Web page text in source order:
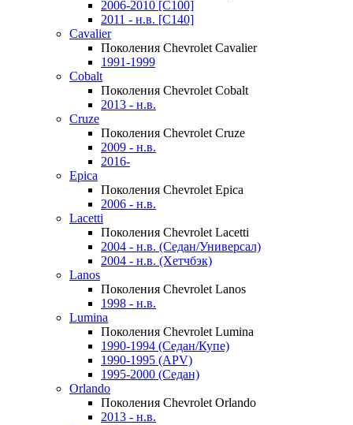
2006-2010 [C100]
2011 - н.в. [C140]
Cavalier
Поколения Chevrolet Cavalier
1991-1999
Cobalt
Поколения Chevrolet Cobalt
2013 - н.в.
Cruze
Поколения Chevrolet Cruze
2009 - н.в.
2016-
Epica
Поколения Chevrolet Epica
2006 - н.в.
Lacetti
Поколения Chevrolet Lacetti
2004 - н.в. (Седан/Универсал)
2004 - н.в. (Хетчбэк)
Lanos
Поколения Chevrolet Lanos
1998 - н.в.
Lumina
Поколения Chevrolet Lumina
1990-1994 (Седан/Купе)
1990-1995 (APV)
1995-2000 (Седан)
Orlando
Поколения Chevrolet Orlando
2013 - н.в.